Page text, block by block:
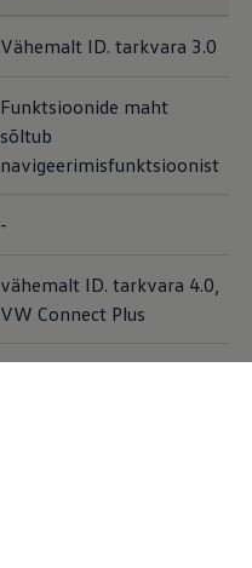
Vähemalt ID. tarkvara 3.0
Funktsioonide maht
sõltub
navigeerimisfunktsioonist
-
vähemalt ID. tarkvara 4.0,
VW Connect Plus